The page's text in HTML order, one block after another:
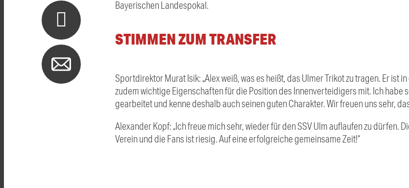
Bayerischen Landespokal.
STIMMEN ZUM TRANSFER
Sportdirektor Murat Isik: „Alex weiß, was es heißt, das Ulmer Trikot zu tragen. Er ist
zudem wichtige Eigenschaften für die Position des Innenverteidigers mit. Ich habe
gearbeitet und kenne deshalb auch seinen guten Charakter. Wir freuen uns sehr,
Alexander Kopf: „Ich freue mich sehr, wieder für den SSV Ulm auflaufen zu dürfen.
Verein und die Fans ist riesig. Auf eine erfolgreiche gemeinsame Zeit!“